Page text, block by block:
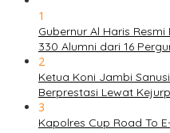
1
Gubernur Al Haris Resmi
330 Alumni dari 16
2
Ketua Koni Jambi
Berprestasi Lewat
3
Kapolres Cup Road To